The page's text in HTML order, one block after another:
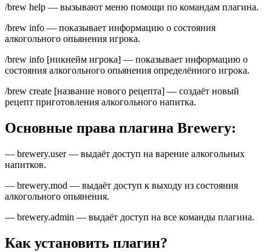
/brew help — вызывают меню помощи по командам плагина.
/brew info — показывает информацию о состояния
алкогольного опьянения игрока.
/brew info [никнейм игрока] — показывает информацию о
состояния алкогольного опьянения определённого игрока.
/brew create [название нового рецепта] — создаёт новый
рецепт приготовления алкогольного напитка.
Основные права плагина Brewery:
— brewery.user — выдаёт доступ на варение алкогольных
напитков.
— brewery.mod — выдаёт доступ к выходу из состояния
алкогольного опьянения.
— brewery.admin — выдаёт доступ на все команды плагина.
Как установить плагин?